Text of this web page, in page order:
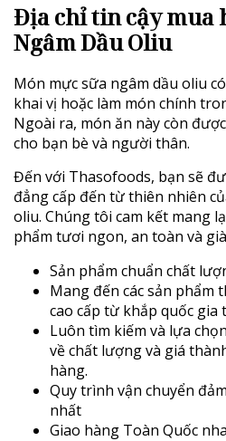
Địa chỉ tin cậy mua
Ngâm Dầu Oliu
Món mực sữa ngâm dầu oliu
khai vị hoặc làm món chính
Ngoài ra, món ăn này còn
cho bạn bè và người thân.
Đến với Thasofoods, bạn sẽ
đẳng cấp đến từ thiên nhiên
oliu. Chúng tôi cam kết mang
phẩm tươi ngon, an toàn và
Sản phẩm chuẩn chất
Mang đến các sản phẩm
cao cấp từ khắp quốc gia
Luôn tìm kiếm và lựa
về chất lượng và giá
hàng.
Quy trình vận chuyển
nhất
Giao hàng Toàn Quốc